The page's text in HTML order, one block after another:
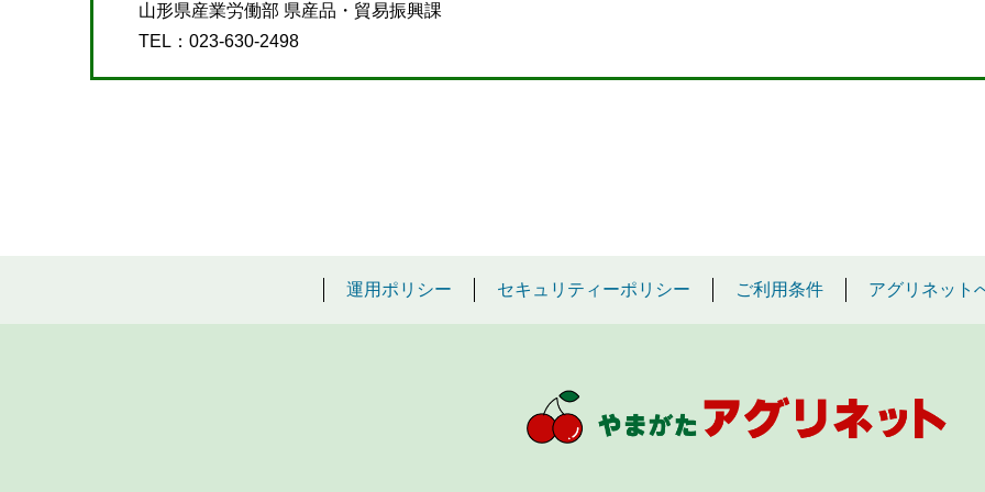
山形県産業労働部 県産品・貿易振興課
TEL：023-630-2498
運用ポリシー セキュリティーポリシー ご利用条件 アグリネット